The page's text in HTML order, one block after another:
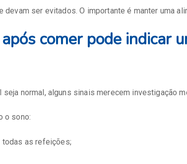
devam ser evitados. O importante é manter uma
comer pode indicar
seja normal, alguns sinais merecem investigação
o sono:
todas as refeições;